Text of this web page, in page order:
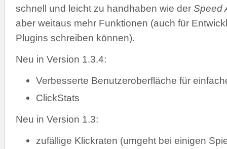
schnell und leicht zu handhaben wie der Speed
aber weitaus mehr Funktionen (auch für
Plugins schreiben können).
Neu in Version 1.3.4:
Verbesserte Benutzeroberfläche für
ClickStats
Neu in Version 1.3:
zufällige Klickraten (umgeht bei einigen